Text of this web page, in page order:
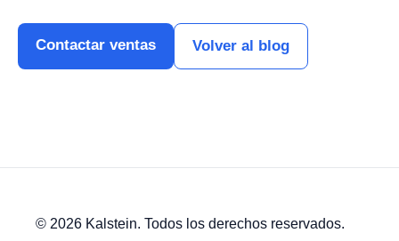
Contactar ventas Volver al blog
© 2026 Kalstein. Todos los derechos reservados.